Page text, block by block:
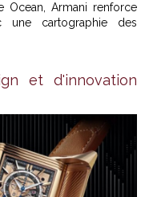
Ocean, Armani renforce
une cartographie des
et d'innovation